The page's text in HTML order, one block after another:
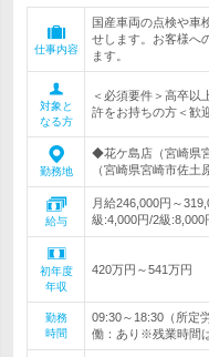
仕事内容
国産車両の点検や車
せします。お客様へ
ます。
対象と
なる方
＜必須要件＞高卒以
許をお持ちの方＜歓
勤務地
◆花ケ島店（宮崎県
（宮崎県宮崎市佐土
給与
月給246,000円～
級:4,000円/2級:8,000
初年度
年収
420万円～541万円
勤務
時間
09:30～18:30（所定
働：あり※残業時間